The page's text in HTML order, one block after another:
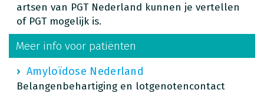
artsen van PGT Nederland kunnen je vertellen
of PGT mogelijk is.
Meer info voor patiënten
Amyloïdose Nederland
Belangenbehartiging en lotgenotencontact